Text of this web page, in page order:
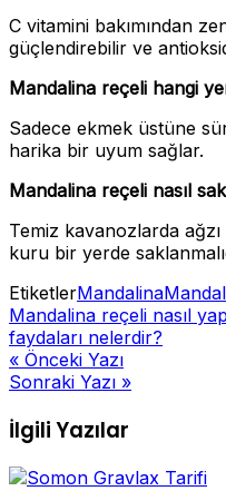
C vitamini bakımından
güçlendirebilir ve
Mandalina reçeli hangi
Sadece ekmek üstüne
harika bir uyum sağlar.
Mandalina reçeli nasıl
Temiz kavanozlarda ağzı
kuru bir yerde
EtiketlerMandalina
Mandalina reçeli nasıl
faydaları nelerdir?
Yazı
« Önceki Yazı
Sonraki Yazı »
İlgili Yazılar